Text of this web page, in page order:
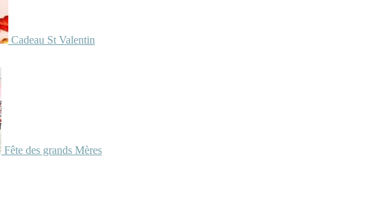
Cadeau St Valentin
Fête des grands Mères